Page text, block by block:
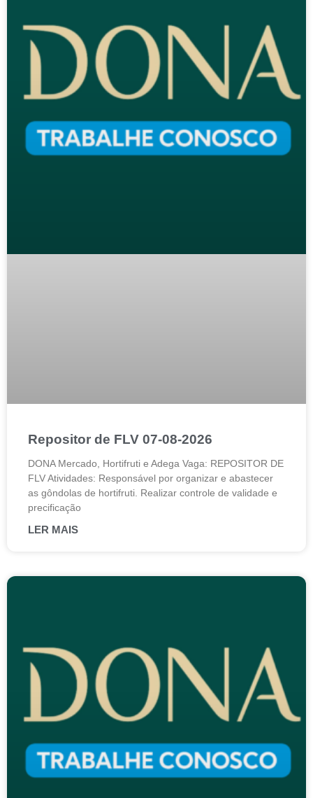
Repositor de FLV 07-08-2026
DONA Mercado, Hortifruti e Adega Vaga: REPOSITOR DE
FLV Atividades: Responsável por organizar e abastecer
as gôndolas de hortifruti. Realizar controle de validade e
precificação
LER MAIS